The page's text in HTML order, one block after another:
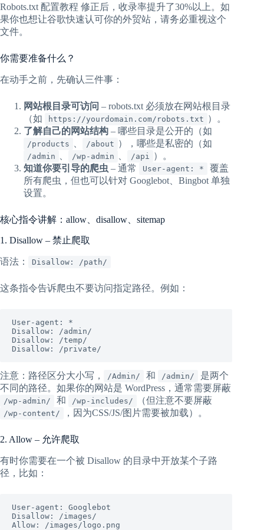
Robots.txt 配置教程 修正后，收录率提升了30%以上。如
果你也想让谷歌快速认可你的外贸站，请务必重视这个
文件。
你需要准备什么？
在动手之前，先确认三件事：
网站根目录可访问 – robots.txt 必须放在网站根目录
（如
https://yourdomain.com/robots.txt ）。
了解自己的网站结构 – 哪些目录是公开的（如
/products /about ），哪些是私密的（如
/admin /wp-admin /api
）。
知道你要引导的爬虫 – 通常 User-agent: *
覆盖
所有爬虫，但也可以针对 Googlebot、Bingbot 单独
设置。
核心指令讲解：allow、disallow、sitemap
1. Disallow – 禁止爬取
语法： Disallow: /path/
这条指令告诉爬虫不要访问指定路径。例如：
User-agent: *
Disallow: /admin/
Disallow: /temp/
Disallow: /private/
注意：路径区分大小写， /Admin/ 和 /admin/
是两个
不同的路径。如果你的网站是 WordPress，通常需要屏蔽
/wp-admin/ 和 /wp-includes/ （但注意不要屏蔽
/wp-content/ ，因为CSS/JS/图片需要被加载）。
2. Allow – 允许爬取
有时你需要在一个被 Disallow 的目录中开放某个子路
径，比如：
User-agent: Googlebot
Disallow: /images/
Allow: /images/logo.png